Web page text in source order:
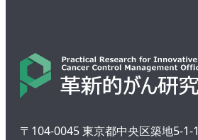
〒104-0045 東京都中央区築地5-1-1